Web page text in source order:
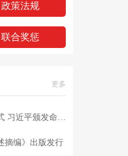
政策法规
联合奖惩
更多
向晋衔的军官表示祝贺
摘编》出版发行